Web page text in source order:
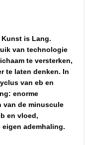
Kunst is Lang.
van technologie
te versterken,
te laten denken. In
van eb en
enorme
van de minuscule
en vloed,
ademhaling.